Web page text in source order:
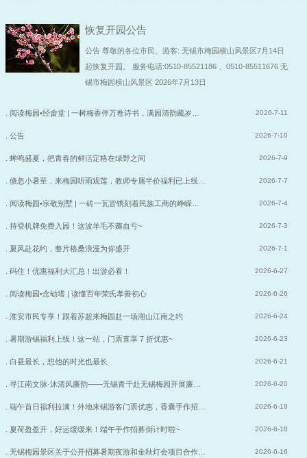
恢复开园公告
公告 尊敬的各位市民、游客: 无锡市梅园横山风景区7月14日
起恢复开园。 服务电话:0510-85521186 、0510-85511676 无
锡市梅园横山风景区 2026年7月13日
. 阅读梅园•经畬堂 | 一树梅香伴万卷诗书，满园清韵藏岁… 2026-7-11
. 公告 2026-7-10
. 蝉鸣盛夏，把青春的鲜活定格在绿野之间 2026-7-9
. 倏忽小暑至，来梅园听雨观莲，教师专属半价福利已上线… 2026-7-7
. 阅读梅园•宗敬别墅 | 一砖一瓦皆镌刻着民族工商的峥嵘… 2026-7-4
. 持登机牌免费入园！这波羊毛不薅血亏~ 2026-7-3
. 夏风赴花约，整片格桑浪漫为你盛开 2026-7-1
. 码住！优惠福利大汇总！出游必看！ 2026-6-27
. 阅读梅园•念劬塔 | 读懂百年荣氏孝善初心 2026-6-26
. 淮安市民专享！跟着苏超来梅园赴一场湖山江南之约 2026-6-24
. 暑期游锡福利上线！这一站，门票直享 7 折优惠~ 2026-6-23
. 白昼最长，想他的时光也最长 2026-6-21
. 寻江南文脉·沐清风廉韵——无锡青干赴无锡梅园开展廉… 2026-6-20
. 端午首日福利拉满！外地来锡游客门票优惠，香囊手作招… 2026-6-19
. 夏荷盈盈开，好运缓缓来！端午手作招募倒计时啦~ 2026-6-18
. 无锡梅园景区关于公开招募暑期夜游和金秋灯会项目合作… 2026-6-16